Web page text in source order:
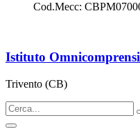
Cod.Mecc:
Istituto
Trivento (CB)